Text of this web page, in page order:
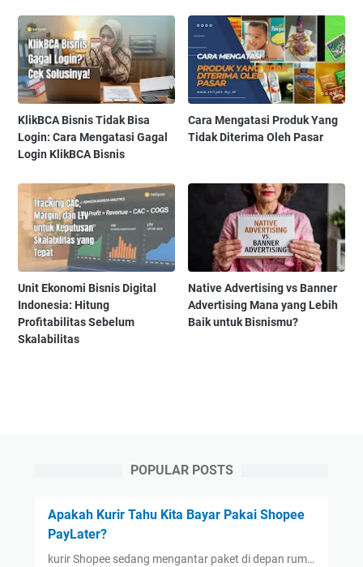
KlikBCA Bisnis Tidak Bisa
Login: Cara Mengatasi Gagal
Login KlikBCA Bisnis
Cara Mengatasi Produk Yang
Tidak Diterima Oleh Pasar
Unit Ekonomi Bisnis Digital
Indonesia: Hitung
Profitabilitas Sebelum
Skalabilitas
Native Advertising vs Banner
Advertising Mana yang Lebih
Baik untuk Bisnismu?
POPULAR POSTS
Apakah Kurir Tahu Kita Bayar Pakai Shopee
PayLater?
kurir Shopee sedang mengantar paket di depan rum…